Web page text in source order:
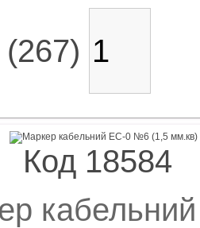
(267)
Код 18584